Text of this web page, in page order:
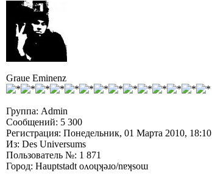
Graue Eminenz
Группа: Admin
Сообщений: 5 300
Регистрация: Понедельник, 01 Марта 2010, 18:10
Из: Des Universums
Пользователь №: 1 871
Город: Hauptstadt oʌoɥʞǝɹo/nɐʞsoɯ